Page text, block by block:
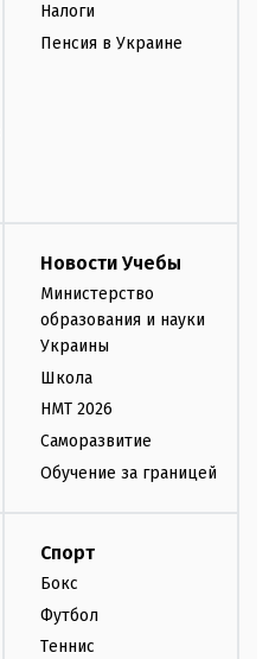
Налоги
Пенсия в Украине
Новости Учебы
Министерство
образования и науки
Украины
Школа
НМТ 2026
Саморазвитие
Обучение за границей
Спорт
Бокс
Футбол
Теннис